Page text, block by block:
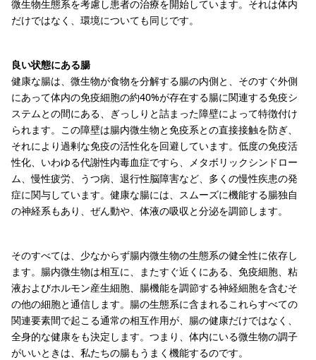
微生物生態系を考慮し患者の治療を開始しています。それは体内
だけではなく、環境についても同じです。
良い状態にある腸
健康な腸は、微生物が食物を分解する腸の内側と、そのすぐ外側
にあって体内の免疫細胞の約40%が存在する腸に関連する免疫シ
ステムとの間にある、ぎっしりと詰まった障壁によって特徴付け
られます。この障壁は腸内微生物と免疫系との直接接触を防ぎ、
それにより過剰な免疫の活性化を回避しています。低度の免疫活
性化、いわゆる代謝性内毒血症ですら、メタボリックシンドロー
ム、慢性疲労、うつ病、退行性脳障害など、多くの慢性疾患の発
症に関与しています。健康な腸には、スムーズに機能する腸独自
の神経系もあり、ぜん動や、体液の吸収と分泌を調節します。
そのすべては、少なからず腸内微生物の生態系の健全性に依存し
ます。腸内微生物は相互に、またすぐ近くにある、免疫細胞、粘
液およびホルモン産生細胞、腸機能を調節する神経細胞を含むそ
の他の細胞と通信します。腸の生態系に含まれるこれらすべての
関連要素間で起こる通常の相互作用が、腸の健康だけではなく、
全身的な健康をも決定します。つまり、体内にいる微生物の調子
がいいときは、私たちの腸もうまく機能するのです。